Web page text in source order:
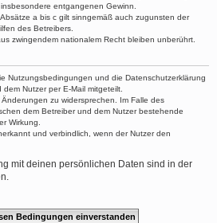
entgangenen Gewinn.
a bis c gilt sinngemäß auch zugunsten der
des Betreibers.
zwingendem nationalem Recht bleiben unberührt.
Nutzungsbedingungen und die Datenschutzerklärung
Nutzer per E-Mail mitgeteilt.
zu widersprechen. Im Falle des
dem Betreiber und dem Nutzer bestehende
Wirkung.
und verbindlich, wenn der Nutzer den
mit deinen persönlichen Daten sind in der